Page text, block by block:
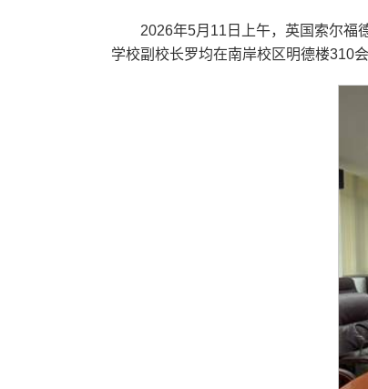
2026年5月11日上午，英国索尔福
学校副校长罗均在南岸校区明德楼310